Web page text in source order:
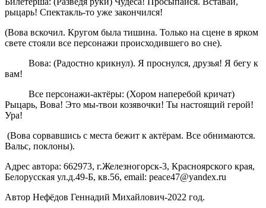
рыцарь! Спектакль-то уже закончился!
(Вова вскочил. Кругом была тишина. Только на сцене в ярком
свете стояли все персонажи происходившего во сне).
Вова: (Радостно крикнул). Я проснулся, друзья! Я бегу к
вам!
Все персонажи-актёры: (Хором наперебой кричат)
Рыцарь, Вова! Это мы-твои козявочки! Ты настоящий герой!
Ура!
(Вова сорвавшись с места бежит к актёрам. Все обнимаются.
Вальс, поклоны).
Адрес автора: 662973, г.Железногорск-3, Красноярского края,
Белорусская ул.д.49-Б, кв.56, email: peace47@yandex.ru
Автор Нефёдов Геннадий Михайлович-2022 год.